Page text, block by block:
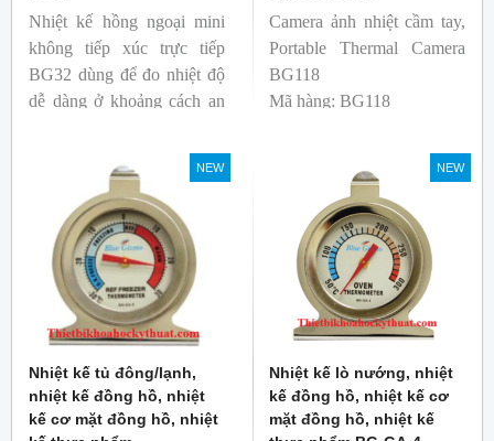
Nhiệt kế hồng ngoại mini
không tiếp xúc trực tiếp
BG32 dùng để đo nhiệt độ
dễ dàng ở khoảng cách an
độ phát xạ nhanh và cố
định giúp người mới bắt
đầu sử dụng dễ dàng.
Camera ảnh nhiệt cầm tay,
Portable Thermal Camera
BG118
Mã hàng: BG118
NEW
Nhiệt kế tủ đông/lạnh,
nhiệt kế đồng hồ, nhiệt
kế cơ mặt đồng hồ, nhiệt
NEW
Nhiệt kế lò nướng, nhiệt
kế đồng hồ, nhiệt kế cơ
mặt đồng hồ, nhiệt kế